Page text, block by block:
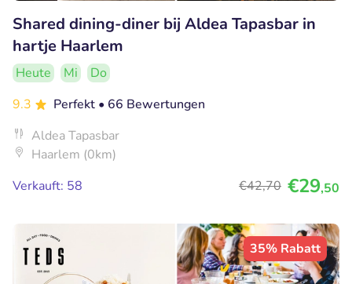
Shared dining-diner bij Aldea Tapasbar in
hartje Haarlem
Heute Mi
Do
9.3
Perfekt • 66 Bewertungen
Aldea Tapasbar
Haarlem (0km)
Verkauft: 58
€42,70 €29,50
35% Rabatt